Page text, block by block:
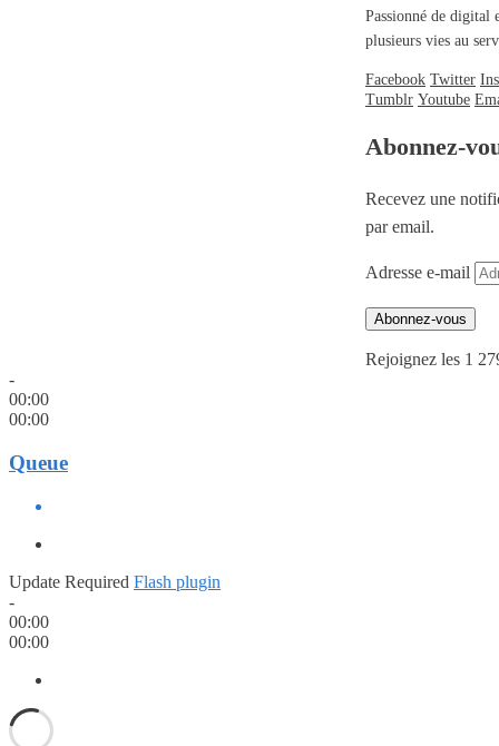
Passionné de digital
plusieurs vies au
Facebook Twitter
Tumblr Youtube
Abonnez-
Recevez une
par email.
Adresse e-mail
Abonnez-vous
Rejoignez les 1
-
00:00
00:00
Queue
Update Required Flash plugin
-
00:00
00:00